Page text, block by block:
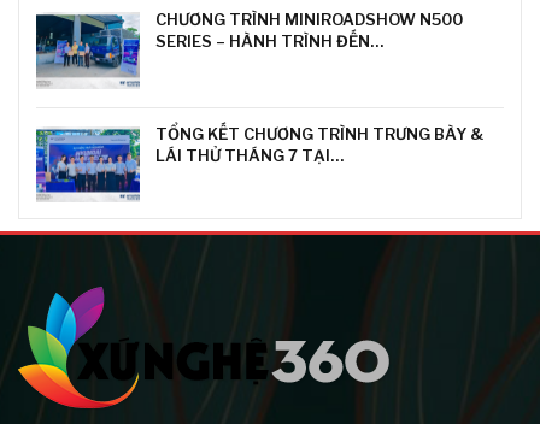
CHƯƠNG TRÌNH MINIROADSHOW N500
SERIES – HÀNH TRÌNH ĐẾN…
TỔNG KẾT CHƯƠNG TRÌNH TRƯNG BÀY &
LÁI THỬ THÁNG 7 TẠI…